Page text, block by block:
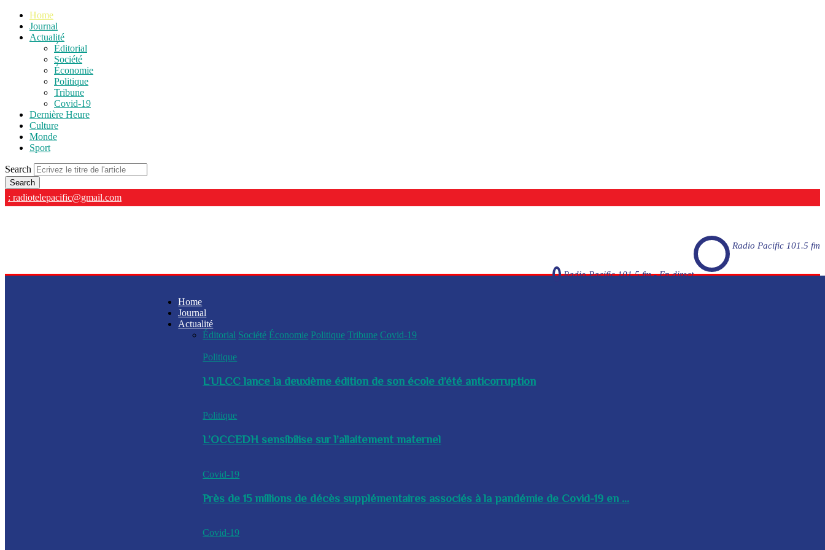
Home
Journal
Actualité
Éditorial
Société
Économie
Politique
Tribune
Covid-19
Dernière Heure
Culture
Monde
Sport
Search
: radiotelepacific@gmail.com
Radio Pacific 101.5 fm
Radio Pacific 101.5 fm - En direct
Home
Journal
Actualité
Éditorial Société Économie Politique Tribune Covid-19
Politique
L’ULCC lance la deuxième édition de son école d’été anticorruption
Politique
L’OCCEDH sensibilise sur l’allaitement maternel
Covid-19
Près de 15 millions de décès supplémentaires associés à la pandémie de Covid-19 en ...
Covid-19